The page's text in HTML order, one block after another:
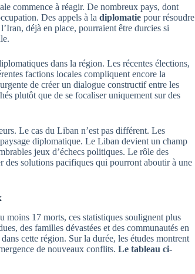
commence à réagir. De nombreux pays, dont
Des appels à la diplomatie pour résoudre
déjà en place, pourraient être durcies si
dans la région. Les récentes élections,
factions locales compliquent encore la
de créer un dialogue constructif entre les
plutôt que de se focaliser uniquement sur des
Le cas du Liban n’est pas différent. Les
diplomatique. Le Liban devient un champ
jeux d’échecs politiques. Le rôle des
des solutions pacifiques qui pourront aboutir à une
moins 17 morts, ces statistiques soulignent plus
des familles dévastées et des communautés en
cette région. Sur la durée, les études montrent
de nouveaux conflits. Le tableau ci-